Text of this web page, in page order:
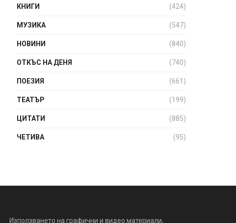
КНИГИ (424)
МУЗИКА (547)
НОВИНИ (840)
ОТКЪС НА ДЕНЯ (740)
ПОЕЗИЯ (661)
ТЕАТЪР (199)
ЦИТАТИ (885)
ЧЕТИВА (95)
Използването на графични и видео материали,